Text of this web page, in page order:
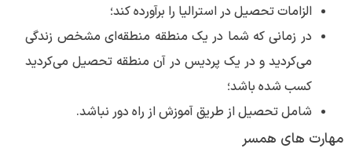
الزامات تحصیل در استرالیا را برآورده کند؛
در زمانی که شما در یک منطقه منطقه‌ای مشخص زندگی
می‌کردید و در یک پردیس در آن منطقه تحصیل می‌کردید
کسب شده باشد؛
شامل تحصیل از طریق آموزش از راه دور نباشد.
مهارت های همسر